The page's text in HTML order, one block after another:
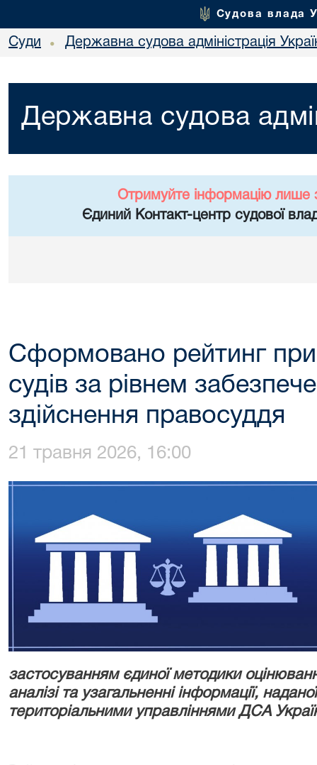
Судова влада
Суди • Державна судова адміністрація
Державна судова
Отримуйте інформацію лише
Єдиний Контакт-центр судової
Сформовано рейтинг
судів за рівнем
здійснення правосуддя
21 травня 2026, 16:00
застосуванням єдиної методики
аналізі та узагальненні інформації,
територіальними управліннями ДСА